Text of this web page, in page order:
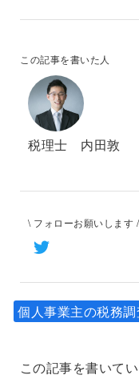
この記事を書いた人
税理士 内田敦 【
\ フォローお願いします /
個人事業主の税務
この記事を書いて